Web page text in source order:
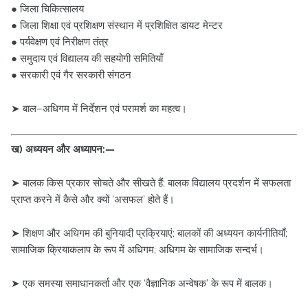
● जिला चिकित्सालय
● जिला शिक्षा एवं प्रशिक्षण संस्थान में प्रशिक्षित डायट मेन्टर
● पर्यवेक्षण एवं निरीक्षण तंत्र
● समुदाय एवं विद्यालय की सहयोगी समितियाँ
● सरकारी एवं गैर सरकारी संगठन
➤ बाल–अधिगम में निर्देशन एवं परामर्श का महत्व।
ख) अध्ययन और अध्यापन:—
➤ बालक किस प्रकार सोचते और सीखते हैं; बालक विद्यालय प्रदर्शन में सफलता
प्राप्त करने में कैसे और क्यों ‘असफल’ होते हैं।
➤ शिक्षण और अधिगम की बुनियादी प्रक्रियाएं; बालकों की अध्ययन कार्यनीतियाँ;
सामाजिक क्रियाकलाप के रूप में अधिगम; अधिगम के सामाजिक सन्दर्भ।
➤ एक समस्या समाधानकर्ता और एक ‘वैज्ञानिक अन्वेषक’ के रूप में बालक।